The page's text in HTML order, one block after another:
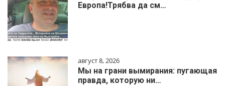
Европа!Трябва да см…
август 8, 2026
Мы на грани вымирания: пугающая
правда, которую ни…